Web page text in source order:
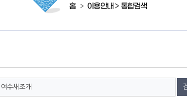
홈 > 이용안내 > 통합검색